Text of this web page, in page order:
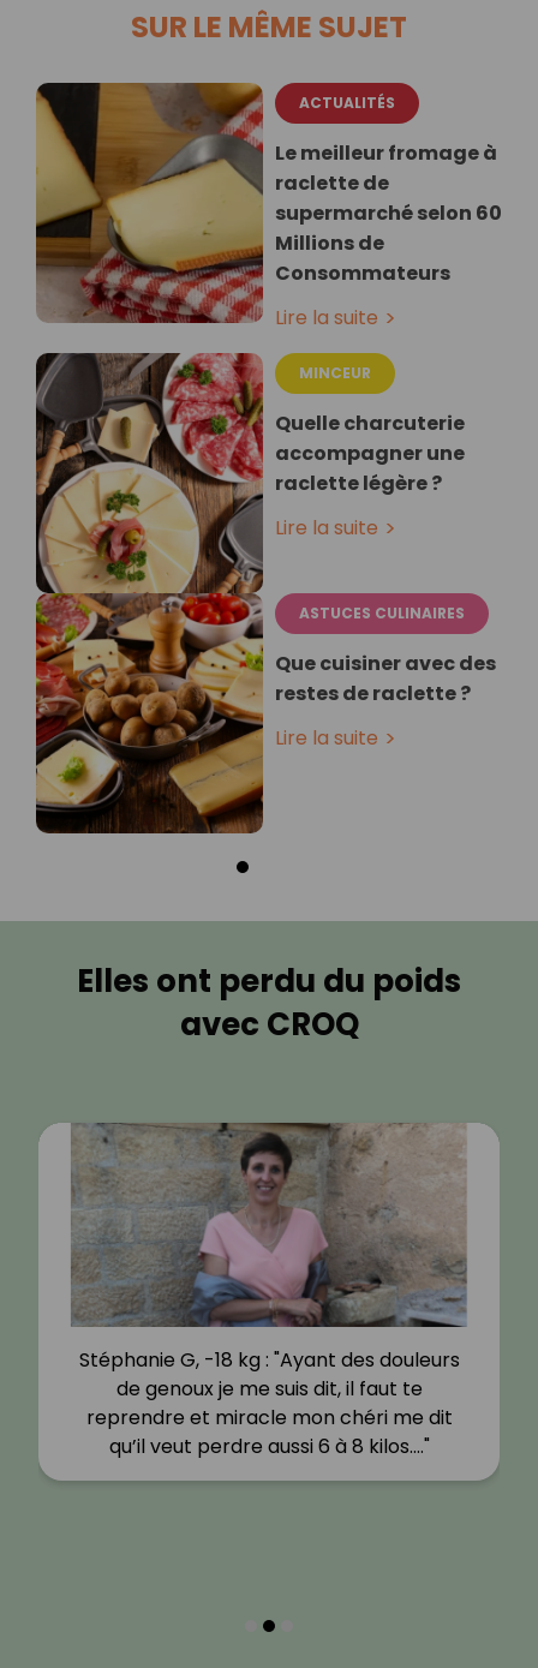
SUR LE MÊME SUJET
ACTUALITÉS
Le meilleur fromage à
raclette de
supermarché selon 60
Millions de
Consommateurs
Lire la suite
MINCEUR
Quelle charcuterie
accompagner une
raclette légère ?
Lire la suite
ASTUCES CULINAIRES
Que cuisiner avec des
restes de raclette ?
Lire la suite
Elles ont perdu du poids
avec CROQ
Stéphanie G, -18 kg : "Ayant des douleurs
de genoux je me suis dit, il faut te
reprendre et miracle mon chéri me dit
qu’il veut perdre aussi 6 à 8 kilos.…"